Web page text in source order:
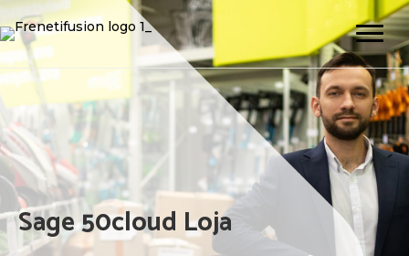
Sage 50cloud Loja